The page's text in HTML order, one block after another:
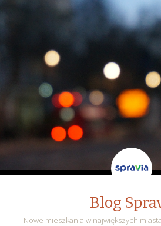
Blog
Nowe mieszkania w największych